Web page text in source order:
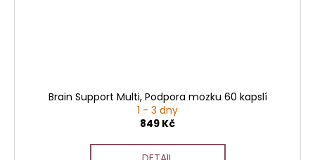
Brain Support Multi, Podpora mozku 60 kapslí
1 - 3 dny
849 Kč